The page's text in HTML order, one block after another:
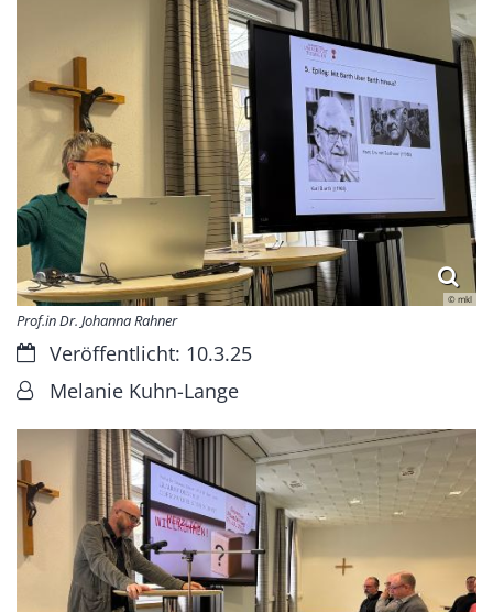
© mkl
Prof.in Dr. Johanna Rahner
Datum:Veröffentlicht: 10.3.25
Von:Melanie Kuhn-Lange